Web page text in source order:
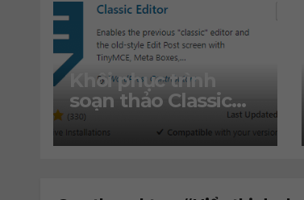
Khôi phục trình
soạn thảo Classic
Editor cho
WordPress